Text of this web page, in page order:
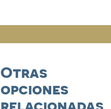
Otras
opciones
relacionadas